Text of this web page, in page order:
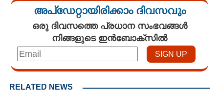
അപ്ഡേറ്റായിരിക്കാം ദിവസവും
ഒരു ദിവസത്തെ പ്രധാന സംഭവങ്ങൾ
നിങ്ങളുടെ ഇൻബോക്സിൽ
RELATED NEWS